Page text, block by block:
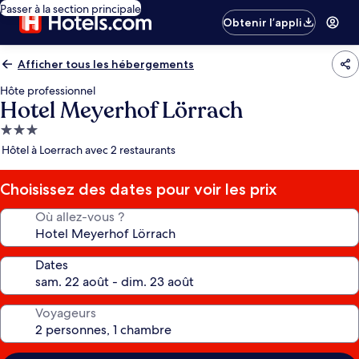
Passer à la section principale
Obtenir l’appli
Afficher tous les hébergements
Hôte professionnel
Hotel Meyerhof Lörrach
Hébergement
3.0 étoiles
Hôtel à Loerrach avec 2 restaurants
Choisissez des dates pour voir les prix
Où allez-vous ?
Dates
Voyageurs